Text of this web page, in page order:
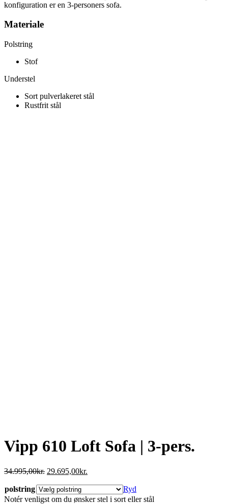
konfiguration er en 3-personers sofa.
Materiale
Polstring
Stof
Understel
Sort pulverlakeret stål
Rustfrit stål
Vipp 610 Loft Sofa | 3-pers.
34.995,00kr. 29.695,00kr.
polstring
Ryd
Notér venligst om du ønsker stel i sort eller stål